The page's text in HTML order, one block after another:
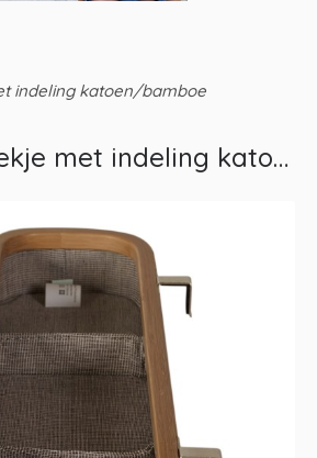
indeling katoen/bamboe
Quax hangrekje met indeling katoen/bamboe